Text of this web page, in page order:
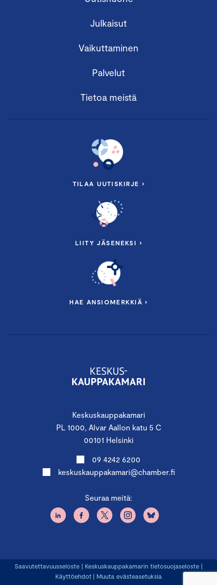
Keskuskauppakamari
PL 1000, Alvar Aallon katu 5 C
00101 Helsinki
09 4242 6200
keskuskauppakamari@chamber.fi
Seuraa meitä:
Julkaisut
Vaikuttaminen
Palvelut
Tietoa meistä
TILAA UUTISKIRJE ›
LIITY JÄSENEKSI ›
HAE ANSIOMERKKIÄ ›
Saavutettavuusseloste | Keskuskauppakamarin tietosuojaseloste |
Käyttöehdot | Muuta evästeasetuksia